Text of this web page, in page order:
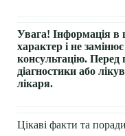
Увага! Інформація в
характер і не
консультацію.
діагностики або
лікаря.
Цікаві факти та